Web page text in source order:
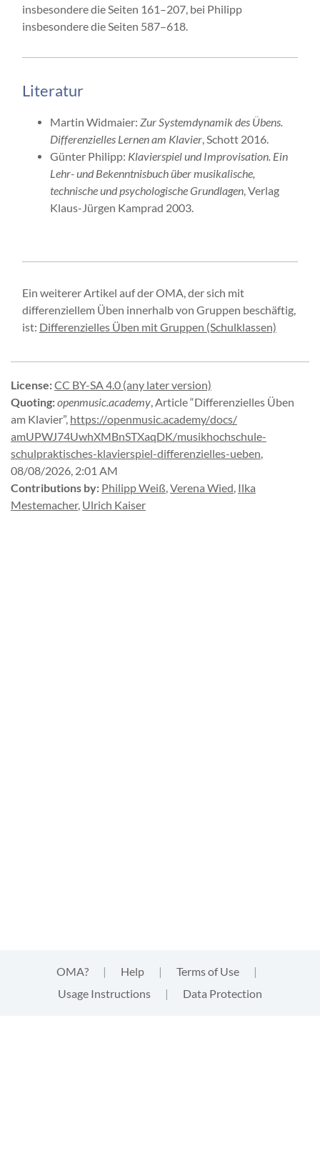
insbesondere die Seiten 161–207, bei Philipp
insbesondere die Seiten 587–618.
Literatur
Martin Widmaier: Zur Systemdynamik des Übens.
Differenzielles Lernen am Klavier, Schott 2016.
Günter Philipp: Klavierspiel und Improvisation. Ein
Lehr- und Bekenntnisbuch über musikalische,
technische und psychologische Grundlagen, Verlag
Klaus-Jürgen Kamprad 2003.
Ein weiterer Artikel auf der OMA, der sich mit
differenziellem Üben innerhalb von Gruppen beschäftig,
ist: Differenzielles Üben mit Gruppen (Schulklassen)
License:CC BY-SA 4.0 (any later version)
Quoting:openmusic.academy,Article “Differenzielles Üben
am Klavier”, https://openmusic.academy/docs/
amUPWJ74UwhXMBnSTXaqDK/musikhochschule-
schulpraktisches-klavierspiel-differenzielles-ueben,
08/08/2026, 2:01 AM
Contributions by: Philipp Weiß,Verena Wied, Ilka
Mestemacher, Ulrich Kaiser
OMA? | Help | Terms of Use
|
Usage Instructions
| Data Protection